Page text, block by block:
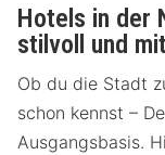
Hotels in der
stilvoll und
Ob du die Stadt
schon kennst –
Ausgangsbasis.